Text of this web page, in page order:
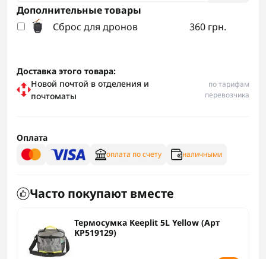
Дополнительные товары
Сброс для дронов
360 грн.
Доставка этого товара:
Новой почтой в отделения и
почтоматы
по тарифам
перевозчика
Оплата
оплата по счету наличными
Часто покупают вместе
Термосумка Keeplit 5L Yellow (Арт
KP519129)